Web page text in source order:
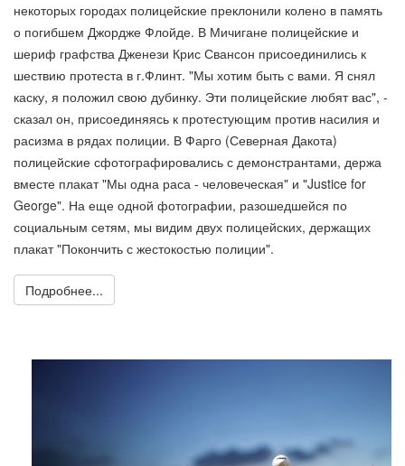
некоторых городах полицейские преклонили колено в память
о погибшем Джордже Флойде. В Мичигане полицейские и
шериф графства Дженези Крис Свансон присоединились к
шествию протеста в г.Флинт. "Мы хотим быть с вами. Я снял
каску, я положил свою дубинку. Эти полицейские любят вас", -
сказал он, присоединяясь к протестующим против насилия и
расизма в рядах полиции. В Фарго (Северная Дакота)
полицейские сфотографировались с демонстрантами, держа
вместе плакат "Мы одна раса - человеческая" и "Justice for
George". На еще одной фотографии, разошедшейся по
социальным сетям, мы видим двух полицейских, держащих
плакат "Покончить с жестокостью полиции".
Подробнее...